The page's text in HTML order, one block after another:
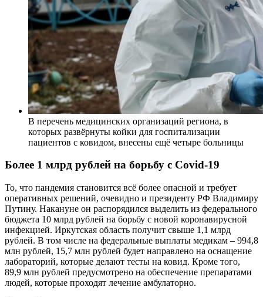
В перечень медицинских организаций региона, в
которых развёрнуты койки для госпитализации
пациентов с ковидом, внесены ещё четыре больницы
Более 1 млрд рублей на борьбу с Covid-19
То, что пандемия становится всё более опасной и требует
оперативных решений, очевидно и президенту РФ Владимиру
Путину. Накануне он распорядился выделить из федерального
бюджета 10 млрд рублей на борьбу с новой коронавирусной
инфекцией. Иркутская область получит свыше 1,1 млрд
рублей. В том числе на федеральные выплаты медикам – 994,8
млн рублей, 15,7 млн рублей будет направлено на оснащение
лабораторий, которые делают тесты на ковид. Кроме того,
89,9 млн рублей предусмотрено на обеспечение препаратами
людей, которые проходят лечение амбулаторно.